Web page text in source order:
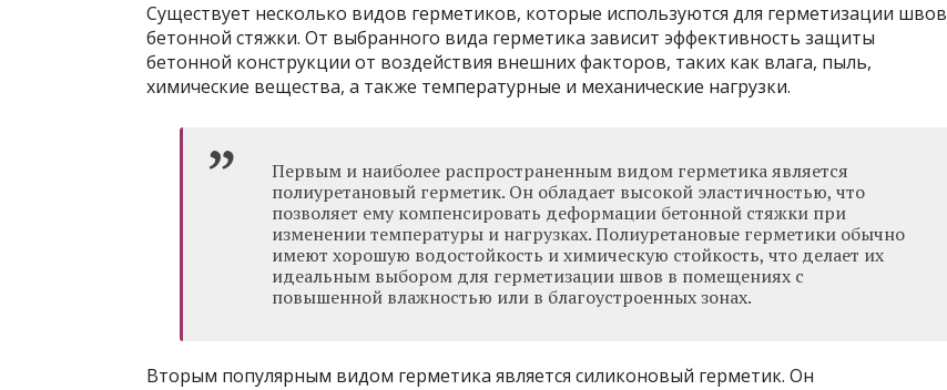
Существует несколько видов герметиков, которые используются для герметизации швов
бетонной стяжки. От выбранного вида герметика зависит эффективность защиты
бетонной конструкции от воздействия внешних факторов, таких как влага, пыль,
химические вещества, а также температурные и механические нагрузки.
Первым и наиболее распространенным видом герметика является
полиуретановый герметик. Он обладает высокой эластичностью, что
позволяет ему компенсировать деформации бетонной стяжки при
изменении температуры и нагрузках. Полиуретановые герметики обычно
имеют хорошую водостойкость и химическую стойкость, что делает их
идеальным выбором для герметизации швов в помещениях с
повышенной влажностью или в благоустроенных зонах.
Вторым популярным видом герметика является силиконовый герметик. Он